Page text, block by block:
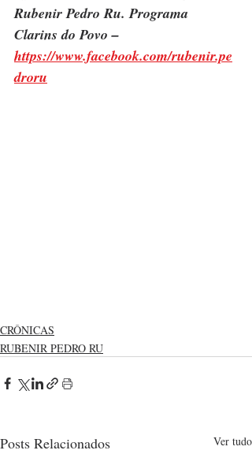
Rubenir Pedro Ru. Programa
Clarins do Povo –
https://www.facebook.com/rubenir.pe
droru
CRÔNICAS
RUBENIR PEDRO RU
Posts Relacionados Ver tudo